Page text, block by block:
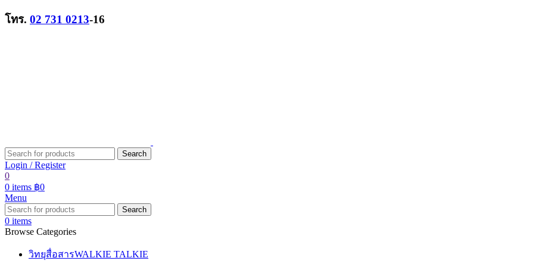
โทร. 02 731 0213-16
Search
Login / Register
0
0 items ฿0
Menu
Search
0 items
Browse Categories
วิทยุสื่อสารWALKIE TALKIE